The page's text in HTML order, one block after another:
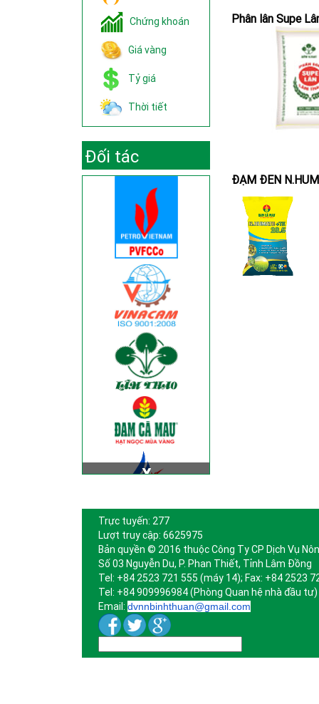
Chứng khoán
Giá vàng
Tỷ giá
Thời tiết
Đối tác
Phân lân Supe
ĐẠM ĐEN
Trực tuyến: 277
Lượt truy cập: 6625975
Bản quyền © 2016 thuộc Công Ty CP Dịch Vụ
Số 03 Nguyễn Du, P. Phan Thiết, Tỉnh Lâm Đồng
Tel: +84 2523 721 555 (máy 14); Fax: +84 2523
Tel: +84 909996984 (Phòng Quan hệ nhà đầu tư)
Email: dvnnbinhthuan@gmail.com